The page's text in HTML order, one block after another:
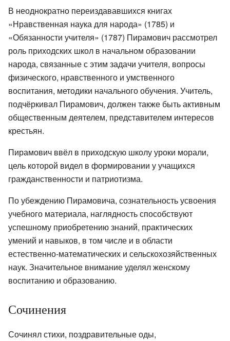
В неоднократно переиздававшихся книгах
«Нравственная наука для народа» (1785) и
«Обязанности учителя» (1787) Пирамович рассмотрел
роль приходских школ в начальном образовании
народа, связанные с этим задачи учителя, вопросы
физического, нравственного и умственного
воспитания, методики начального обучения. Учитель,
подчёркивал Пирамович, должен также быть активным
общественным деятелем, представителем интересов
крестьян.
Пирамович ввёл в приходскую школу уроки морали,
цель которой видел в формировании у учащихся
гражданственности и патриотизма.
По убеждению Пирамовича, сознательность усвоения
учебного материала, наглядность способствуют
успешному приобретению знаний, практических
умений и навыков, в том числе и в области
естественно-математических и сельскохозяйственных
наук. Значительное внимание уделял женскому
воспитанию и образованию.
Сочинения
Сочинял стихи, поздравительные оды,